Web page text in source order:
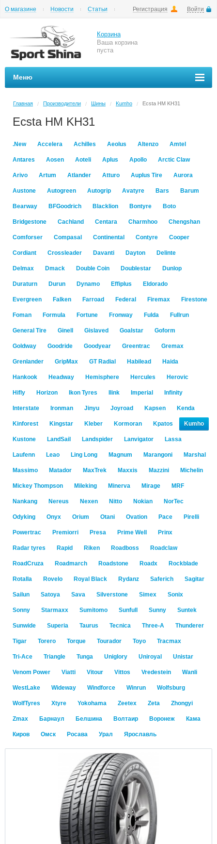
Регистрация Войти
О магазине Новости
Статьи
Корзина
Ваша корзина
пуста
Меню
Главная / Производители / Шины / Kumho / Ecsta HM KH31
Ecsta HM KH31
.New Accelera Achilles Aeolus Altenzo Amtel
Antares Aosen Aoteli Aplus Apollo Arctic Claw
Arivo Artum Atlander Atturo Auplus Tire Aurora
Austone Autogreen Autogrip Avatyre Bars Barum
Bearway BFGoodrich Blacklion Bontyre Boto
Bridgestone Cachland Centara Charmhoo Chengshan
Comforser Compasal Continental Contyre Cooper
Cordiant Crossleader Davanti Dayton Delinte
Delmax Dmack Double Coin Doublestar Dunlop
Duraturn Durun Dynamo Effiplus Eldorado
Evergreen Falken Farroad Federal Firemax Firestone
Foman Formula Fortune Fronway Fulda Fullrun
General Tire Ginell Gislaved Goalstar Goform
Goldway Goodride Goodyear Greentrac Gremax
Grenlander GripMax GT Radial Habilead Haida
Hankook Headway Hemisphere Hercules Herovic
Hifly Horizon Ikon Tyres Ilink Imperial Infinity
Interstate Ironman Jinyu Joyroad Kapsen Kenda
Kinforest Kingstar Kleber Kormoran Kpatos Kumho
Kustone LandSail Landspider Lanvigator Lassa
Laufenn Leao Ling Long Magnum Marangoni Marshal
Massimo Matador MaxTrek Maxxis Mazzini Michelin
Mickey Thompson Mileking Minerva Mirage MRF
Nankang Nereus Nexen Nitto Nokian NorTec
Odyking Onyx Orium Otani Ovation Pace Pirelli
Powertrac Premiorri Presa Prime Well Prinx
Radar tyres Rapid Riken Roadboss Roadclaw
RoadCruza Roadmarch Roadstone Roadx Rockblade
Rotalla Rovelo Royal Black Rydanz Saferich Sagitar
Sailun Satoya Sava Silverstone Simex Sonix
Sonny Starmaxx Sumitomo Sunfull Sunny Suntek
Sunwide Superia Taurus Tecnica Three-A Thunderer
Tigar Torero Torque Tourador Toyo Tracmax
Tri-Ace Triangle Tunga Uniglory Uniroyal Unistar
Venom Power Viatti Vitour Vittos Vredestein Wanli
WestLake Wideway Windforce Winrun Wolfsburg
WolfTyres Xtyre Yokohama Zeetex Zeta Zhongyi
Zmax Барнаул Белшина Волтаир Воронеж Кама
Киров Омск Росава Урал Ярославль